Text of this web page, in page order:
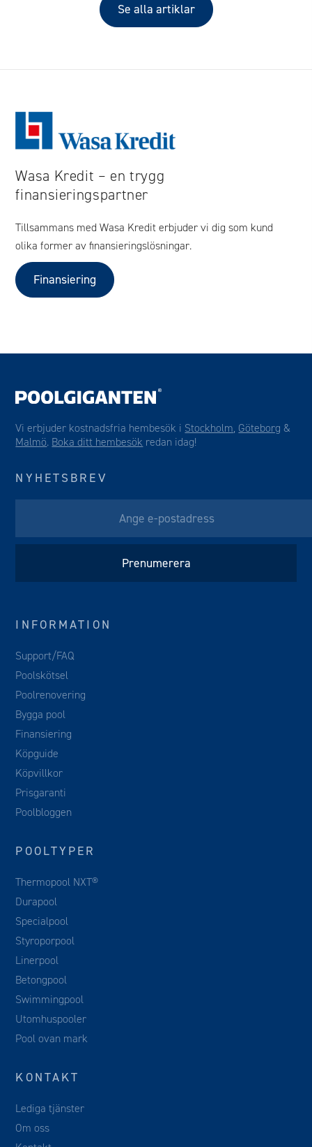
Se alla artiklar
Wasa Kredit – en trygg
finansieringspartner
Tillsammans med Wasa Kredit erbjuder vi dig som kund
olika former av finansieringslösningar.
Finansiering
Vi erbjuder kostnadsfria hembesök i Stockholm, Göteborg &
Malmö. Boka ditt hembesök redan idag!
NYHETSBREV
INFORMATION
Support/FAQ
Poolskötsel
Poolrenovering
Bygga pool
Finansiering
Köpguide
Köpvillkor
Prisgaranti
Poolbloggen
POOLTYPER
Thermopool NXT®
Durapool
Specialpool
Styroporpool
Linerpool
Betongpool
Swimmingpool
Utomhuspooler
Pool ovan mark
KONTAKT
Lediga tjänster
Om oss